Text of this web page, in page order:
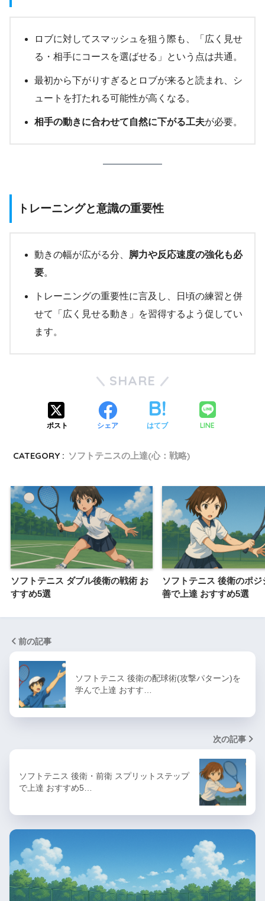
ロブに対してスマッシュを狙う際も、「広く見せ
る・相手にコースを選ばせる」という点は共通。
最初から下がりすぎるとロブが来ると読まれ、シ
ュートを打たれる可能性が高くなる。
相手の動きに合わせて自然に下がる工夫が必要。
トレーニングと意識の重要性
動きの幅が広がる分、 脚力や反応速度の強化も必
要。
トレーニングの重要性に言及し、日頃の練習と併
せて「広く見せる動き」を習得するよう促してい
ます。
SHARE
ポスト シェア はてブ LINE
CATEGORY : ソフトテニスの上達(心：戦略)
ソフトテニス ダブル後衛の戦術 お
すすめ5選
ソフトテニス 後衛のポジ
善で上達 おすすめ5選
前の記事
ソフトテニス 後衛の配球術(攻撃パターン)を
学んで上達 おすす…
次の記事
ソフトテニス 後衛・前衛 スプリットステップ
で上達 おすすめ5…